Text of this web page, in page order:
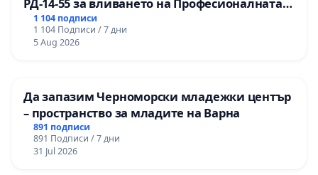
гимназия по промишлени технологии в
Професионалната гимназия по икономика и
мениджмънт – гр. Пазарджик
1 104 подписи
1 104 Подписи / 7 дни
5 Aug 2026
Да запазим Черноморски младежки център
– пространство за младите на Варна
891 подписи
891 Подписи / 7 дни
31 Jul 2026